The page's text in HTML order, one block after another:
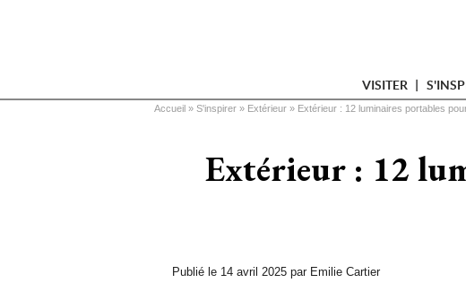
VISITER
Vous êtes ici
Accueil » S'inspirer » Extérieur » Extérieur : 12 luminaires portables
Extérieur : 12
Publié le 14 avril 2025 par Emilie Cartier